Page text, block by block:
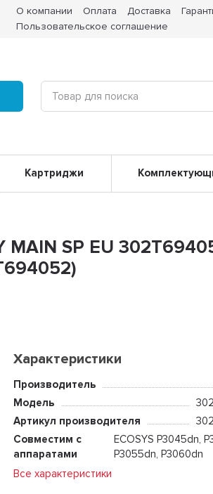
О компании Оплата Доставка
Пользовательское соглашение
Картриджи
MAIN SP EU
Характеристики
Производитель
Модель
Артикул производителя
Совместим с
аппаратами
ECOSYS P3045dn,
P3055dn, P3060dn
Все характеристики